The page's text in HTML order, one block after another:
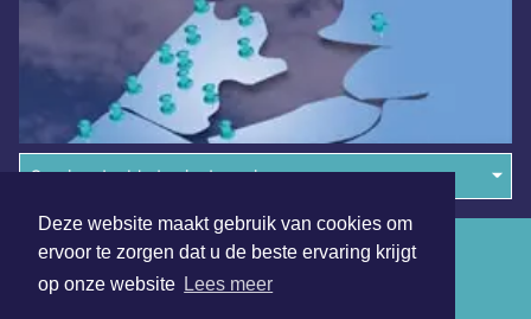
Deze website maakt gebruik van cookies om
ervoor te zorgen dat u de beste ervaring krijgt
op onze website Lees meer
Overige dagbladen in de regio
Algemene voorwaarden
Disclaimer